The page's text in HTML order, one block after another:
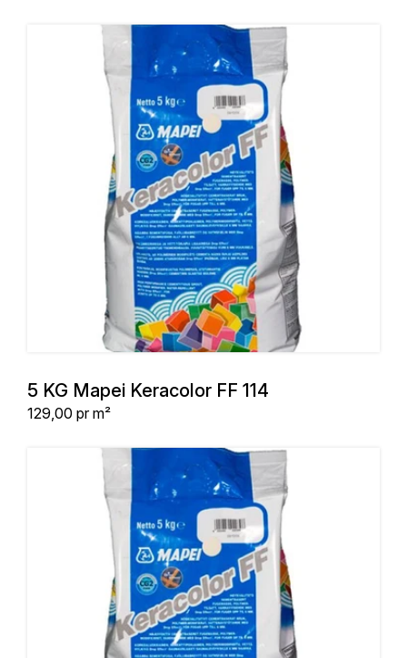
5 KG Mapei Keracolor FF 114
Stykpris
129,00 pr m²